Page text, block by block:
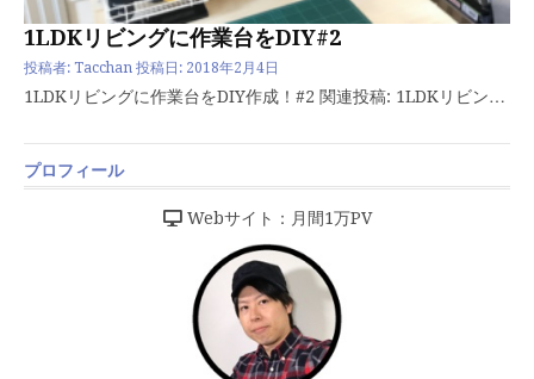
1LDKリビングに作業台をDIY#2
投稿者: Tacchan 投稿日: 2018年2月4日
1LDKリビングに作業台をDIY作成！#2 関連投稿: 1LDKリビン…
プロフィール
Webサイト：月間1万PV